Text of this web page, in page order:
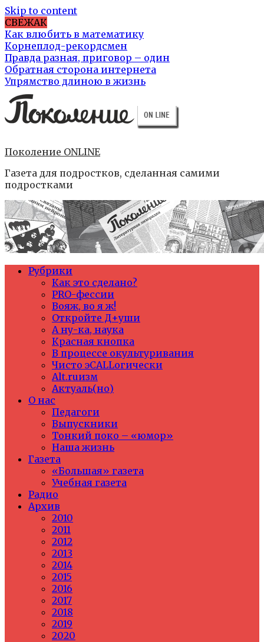
Skip to content
СВЕЖАК
Как влюбить в математику
Корнеплод-рекордсмен
Правда разная, приговор – один
Обратная сторона интернета
Упрямство длиною в жизнь
Поколение ONLINE
Газета для подростков, сделанная самими
подростками
Рубрики
Как это сделано?
PRO-фессии
Вояж, во я ж!
Откройте Д+уши
А ну-ка, наука
Красная кнопка
В процессе окультуривания
Чисто эCALLогически
Alt.ruизм
Актуаль(но)
О нас
Педагоги
Выпускники
Тонкий поко – «юмор»
Наша жизнь
Газета
«Большая» газета
Учебная газета
Радио
Архив
2010
2011
2012
2013
2014
2015
2016
2017
2018
2019
2020